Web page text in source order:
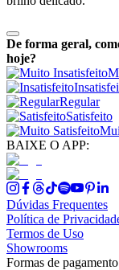
De forma geral,
hoje?
Regular
Satisfeito
BAIXE O APP:
Dúvidas Frequentes
Política de
Termos de Uso
Showrooms
Formas de pagamento